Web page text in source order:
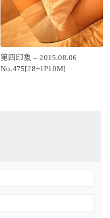
第四印象 – 2015.08.06
No.475[28+1P10M]